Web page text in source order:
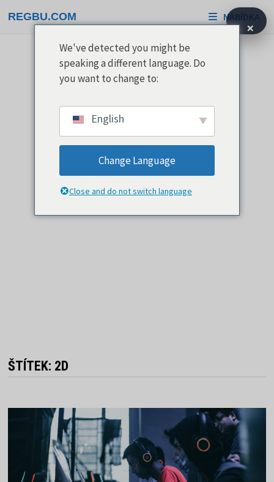
na
REGBU.COM NABÍDKA
ŠTÍTEK: 2D
×
We've detected you might be
speaking a different language. Do
you want to change to:
English
Change Language
Close and do not switch language